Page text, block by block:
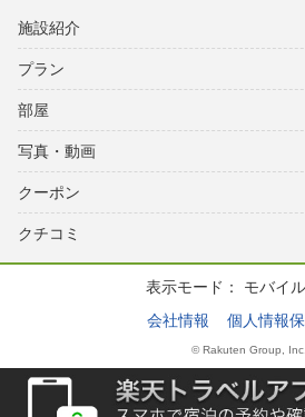
施設紹介
プラン
部屋
写真・動画
クーポン
クチコミ
表示モード： モバイル
会社情報
個人情報
© Rakuten Group, Inc.